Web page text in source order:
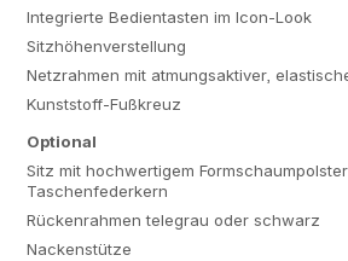
Integrierte Bedientasten im Icon-Look
Sitzhöhenverstellung
Netzrahmen mit atmungsaktiver,
Kunststoff-Fußkreuz
Optional
Sitz mit hochwertigem
Taschenfederkern
Rückenrahmen telegrau oder schwarz
Nackenstütze